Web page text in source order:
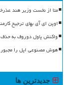
متا از نخست وزیر هند
اوپن ای آی بهای ترجیح
واکنش پاول دوروف به حذف
هوش مصنوعی اپل را مجبور
جدیدترین ها